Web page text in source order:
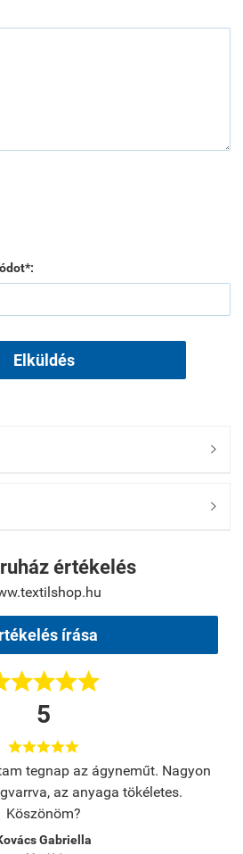
Elküldés


értékelés
írása

5

tegnap az ágyneműt. Nagyon
az anyaga tökéletes.
Köszönöm?
Gabriella